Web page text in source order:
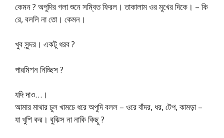
কেমন ? অপুদির গলা শুনে সম্বিত ফিরল। তাকালাম ওর মুখের দিকে। – কি
রে, বললি না তো। কেমন।
খুব সুন্দর। একটু ধরব ?
পারমিশন নিচ্ছিস ?
যদি দাও…।
আমার মাথার চুল খামচে ধরে অপুদি বলল – ওরে বাঁদর, ধর, টেপ, কামড়া –
যা খুশি কর। বুঝিস না নাকি কিছু ?